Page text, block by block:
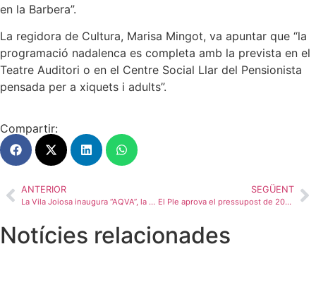
en la Barbera”.
La regidora de Cultura, Marisa Mingot, va apuntar que “la
programació nadalenca es completa amb la prevista en el
Teatre Auditori o en el Centre Social Llar del Pensionista
pensada per a xiquets i adults”.
Compartir:
ANTERIOR
La Vila Joiosa inaugura “AQVA”, la commovedora odissea pictòrica de l’aquarel·lista Carlos García Requena en l’Espai d’Art Contemporani la Barbera
SEGÜENT
El Ple aprova el pressupost de 2026 de l’Ajuntament de la Vila Joiosa
Notícies relacionades